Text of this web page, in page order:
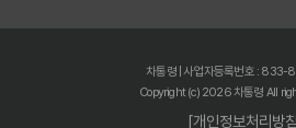
차통령 | 사업자등록번호 :
Copyright (c) 2026 차통령 All
[개인정보처리방